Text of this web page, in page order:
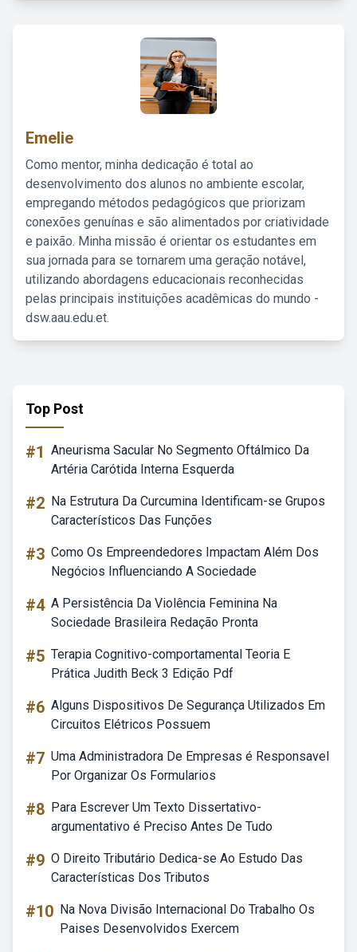
Emelie
Como mentor, minha dedicação é total ao
desenvolvimento dos alunos no ambiente escolar,
empregando métodos pedagógicos que priorizam
conexões genuínas e são alimentados por criatividade
e paixão. Minha missão é orientar os estudantes em
sua jornada para se tornarem uma geração notável,
utilizando abordagens educacionais reconhecidas
pelas principais instituições acadêmicas do mundo -
dsw.aau.edu.et.
Top Post
#1 Aneurisma Sacular No Segmento Oftálmico Da
Artéria Carótida Interna Esquerda
#2 Na Estrutura Da Curcumina Identificam-se Grupos
Característicos Das Funções
#3 Como Os Empreendedores Impactam Além Dos
Negócios Influenciando A Sociedade
#4 A Persistência Da Violência Feminina Na
Sociedade Brasileira Redação Pronta
#5 Terapia Cognitivo-comportamental Teoria E
Prática Judith Beck 3 Edição Pdf
#6 Alguns Dispositivos De Segurança Utilizados Em
Circuitos Elétricos Possuem
#7 Uma Administradora De Empresas é Responsavel
Por Organizar Os Formularios
#8 Para Escrever Um Texto Dissertativo-
argumentativo é Preciso Antes De Tudo
#9 O Direito Tributário Dedica-se Ao Estudo Das
Características Dos Tributos
#10 Na Nova Divisão Internacional Do Trabalho Os
Paises Desenvolvidos Exercem